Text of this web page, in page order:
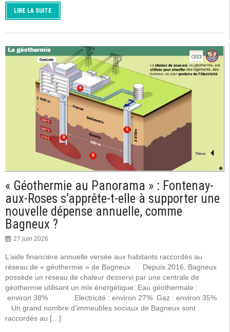
LIRE LA SUITE
« Géothermie au Panorama » : Fontenay-
aux-Roses s’apprête-t-elle à supporter une
nouvelle dépense annuelle, comme
Bagneux ?
27 juin 2026
L’aide financière annuelle versée aux habitants raccordés au
réseau de « géothermie » de Bagneux Depuis 2016, Bagneux
possède un réseau de chaleur desservi par une centrale de
géothermie utilisant un mix énergétique: Eau géothermale :
environ 38% Electricité : environ 27% Gaz : environ 35%
Un grand nombre d’immeubles sociaux de Bagneux sont
raccordés au […]